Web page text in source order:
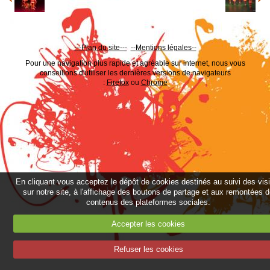
---Plan du site--- --Mentions légales--
Pour une navigation plus rapide et agréable sur internet, nous vous
conseillons d'utiliser les dernières versions de navigateurs
: Firefoxou Chrome
En cliquant vous acceptez le dépôt de cookies destinés au suivi des
sur notre site, à l'affichage des boutons de partage et aux remontées
contenus des plateformes sociales.
Accepter les cookies
Refuser les cookies